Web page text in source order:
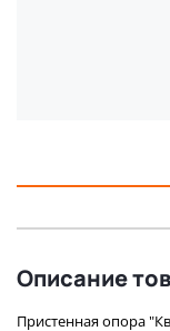
Описание
Пристенная опора